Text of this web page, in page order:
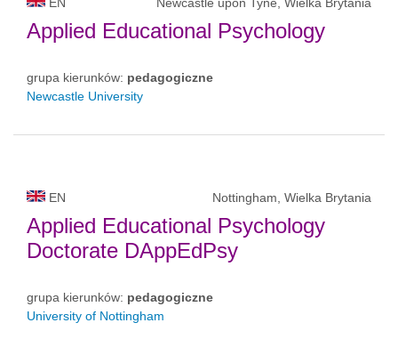
Applied Educational Psychology
grupa kierunków: pedagogiczne
Newcastle University
EN Nottingham, Wielka Brytania
Applied Educational Psychology
Doctorate DAppEdPsy
grupa kierunków: pedagogiczne
University of Nottingham